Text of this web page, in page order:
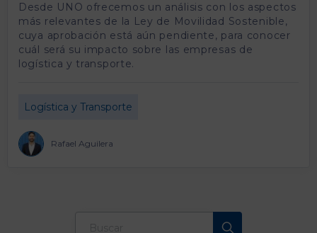
Desde UNO ofrecemos un análisis con los aspectos
más relevantes de la Ley de Movilidad Sostenible,
cuya aprobación está aún pendiente, para conocer
cuál será su impacto sobre las empresas de
logística y transporte.
Logística y Transporte
Rafael Aguilera